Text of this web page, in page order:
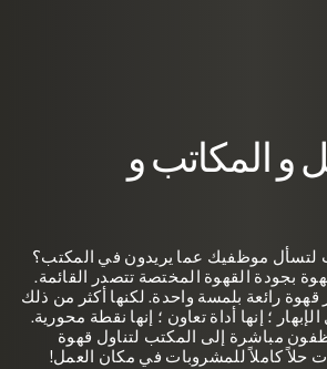
و المكاتب و
موظفيك عما يريدون في المكتب؟
بجودة القهوة المختصة تتصدر القائمة.
قهوة رائعة بلمسة واحدة. لكنها أكثر من ذلك
؛ إنها أداة تعاون ؛ إنها نقطة محورية.
مباشرة إلى المكتب لتناول قهوة
حلاً كاملاً للمشروبات في مكان العمل!